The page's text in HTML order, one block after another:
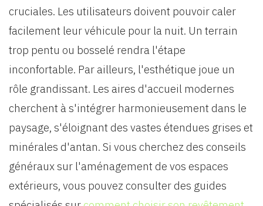
cruciales. Les utilisateurs doivent pouvoir caler
facilement leur véhicule pour la nuit. Un terrain
trop pentu ou bosselé rendra l'étape
inconfortable. Par ailleurs, l'esthétique joue un
rôle grandissant. Les aires d'accueil modernes
cherchent à s'intégrer harmonieusement dans le
paysage, s'éloignant des vastes étendues grises et
minérales d'antan. Si vous cherchez des conseils
généraux sur l'aménagement de vos espaces
extérieurs, vous pouvez consulter des guides